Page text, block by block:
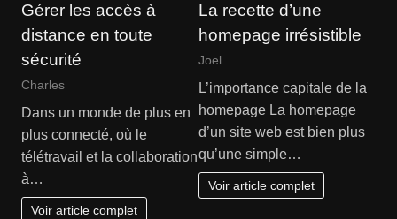
Gérer les accès à
distance en toute
sécurité
Charles
Dans un monde de plus en
plus connecté, où le
télétravail et la collaboration
à…
Voir article complet
La recette d’une
homepage irrésistible
Joel
L’importance capitale de la
homepage La homepage
d’un site web est bien plus
qu’une simple…
Voir article complet